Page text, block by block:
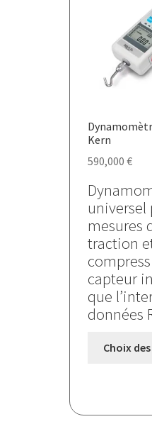
Kern
590,000 €
universel
mesures
traction
capteur
que
données
Choix